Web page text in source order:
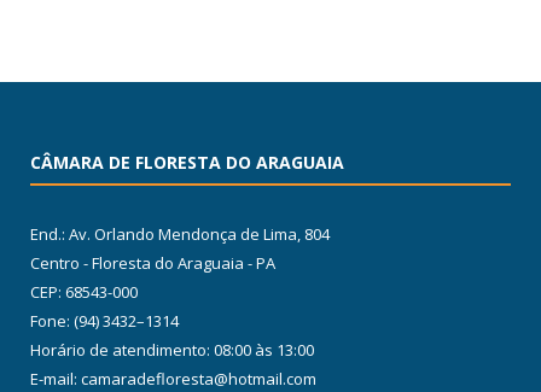
CÂMARA DE FLORESTA DO ARAGUAIA
End.: Av. Orlando Mendonça de Lima, 804
Centro - Floresta do Araguaia - PA
CEP: 68543-000
Fone: (94) 3432–1314
Horário de atendimento: 08:00 às 13:00
E-mail: camaradefloresta@hotmail.com